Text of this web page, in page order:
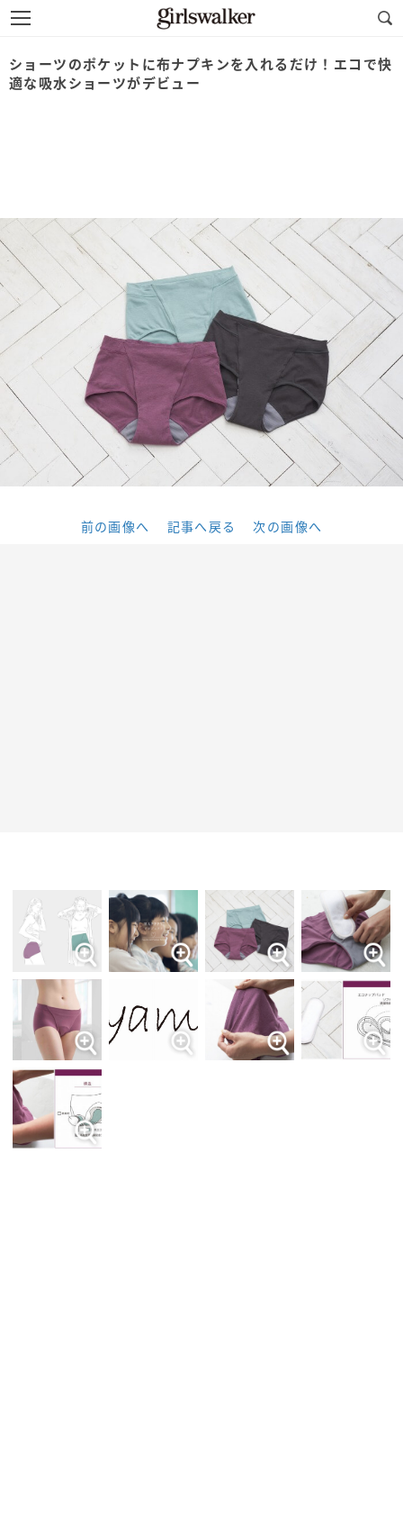
ショーツのポケットに布ナプキンを入れるだけ！エコで快
適な吸水ショーツがデビュー
前の画像へ 記事へ戻る 次の画像へ